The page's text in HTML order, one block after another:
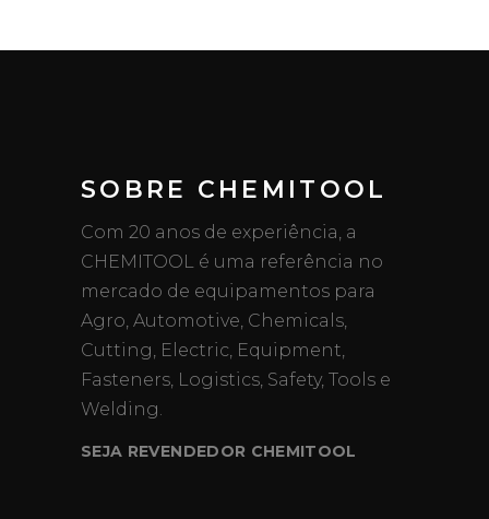
SOBRE CHEMITOOL
Com 20 anos de experiência, a
CHEMITOOL é uma referência no
mercado de equipamentos para
Agro, Automotive, Chemicals,
Cutting, Electric, Equipment,
Fasteners, Logistics, Safety, Tools e
Welding.
SEJA REVENDEDOR CHEMITOOL